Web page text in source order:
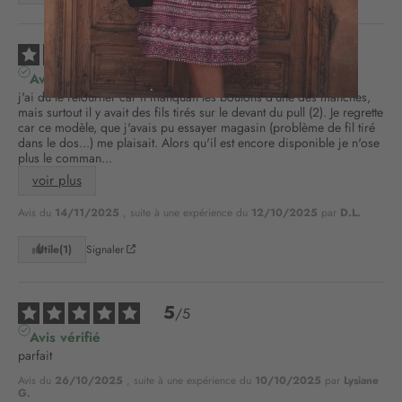
2/5
Avis vérifié
j'ai du le retourner car il manquait les boutons d'une des manches,
mais surtout il y avait des fils tirés sur le devant du pull (2). Je regrette
car ce modèle, que j'avais pu essayer magasin (problème de fil tiré
dans le dos...) me plaisait. Alors qu'il est encore disponible je n'ose
plus le comman...
voir plus
Avis du 14/11/2025 , suite à une expérience du 12/10/2025 par D.L.
Utile(1) Signaler
5/5
Avis vérifié
parfait
Avis du 26/10/2025 , suite à une expérience du 10/10/2025 par Lysiane
G.
n
o
t
r
e
l
e
t
r
d
’
i
f